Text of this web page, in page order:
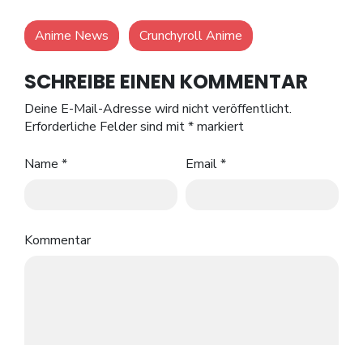
Anime News Crunchyroll Anime
SCHREIBE EINEN KOMMENTAR
Deine E-Mail-Adresse wird nicht veröffentlicht.
Erforderliche Felder sind mit*markiert
Name * Email*
Kommentar